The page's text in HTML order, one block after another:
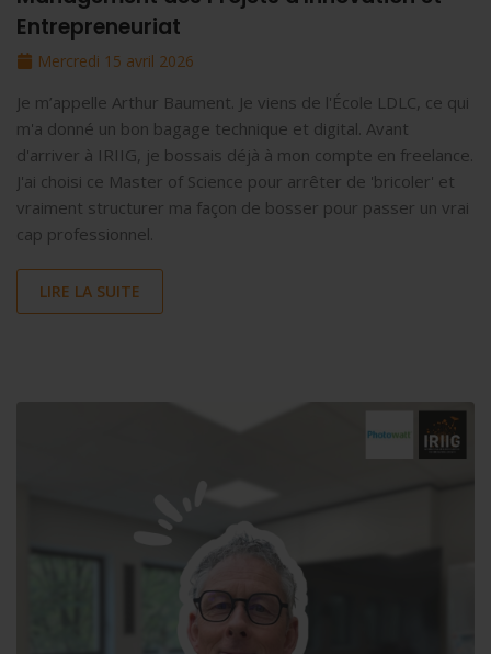
Entrepreneuriat
Mercredi 15 avril 2026
Je m’appelle Arthur Baument. Je viens de l'École LDLC, ce qui
m'a donné un bon bagage technique et digital. Avant
d'arriver à IRIIG, je bossais déjà à mon compte en freelance.
J'ai choisi ce Master of Science pour arrêter de 'bricoler' et
vraiment structurer ma façon de bosser pour passer un vrai
cap professionnel.
LIRE LA SUITE